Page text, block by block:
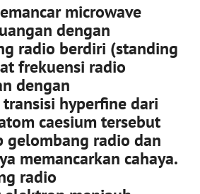
microwave
dengan
radio berdiri (standing
frekuensi radio
dengan
hyperfine dari
caesium tersebut
gelombang radio dan
memancarkan cahaya.
radio